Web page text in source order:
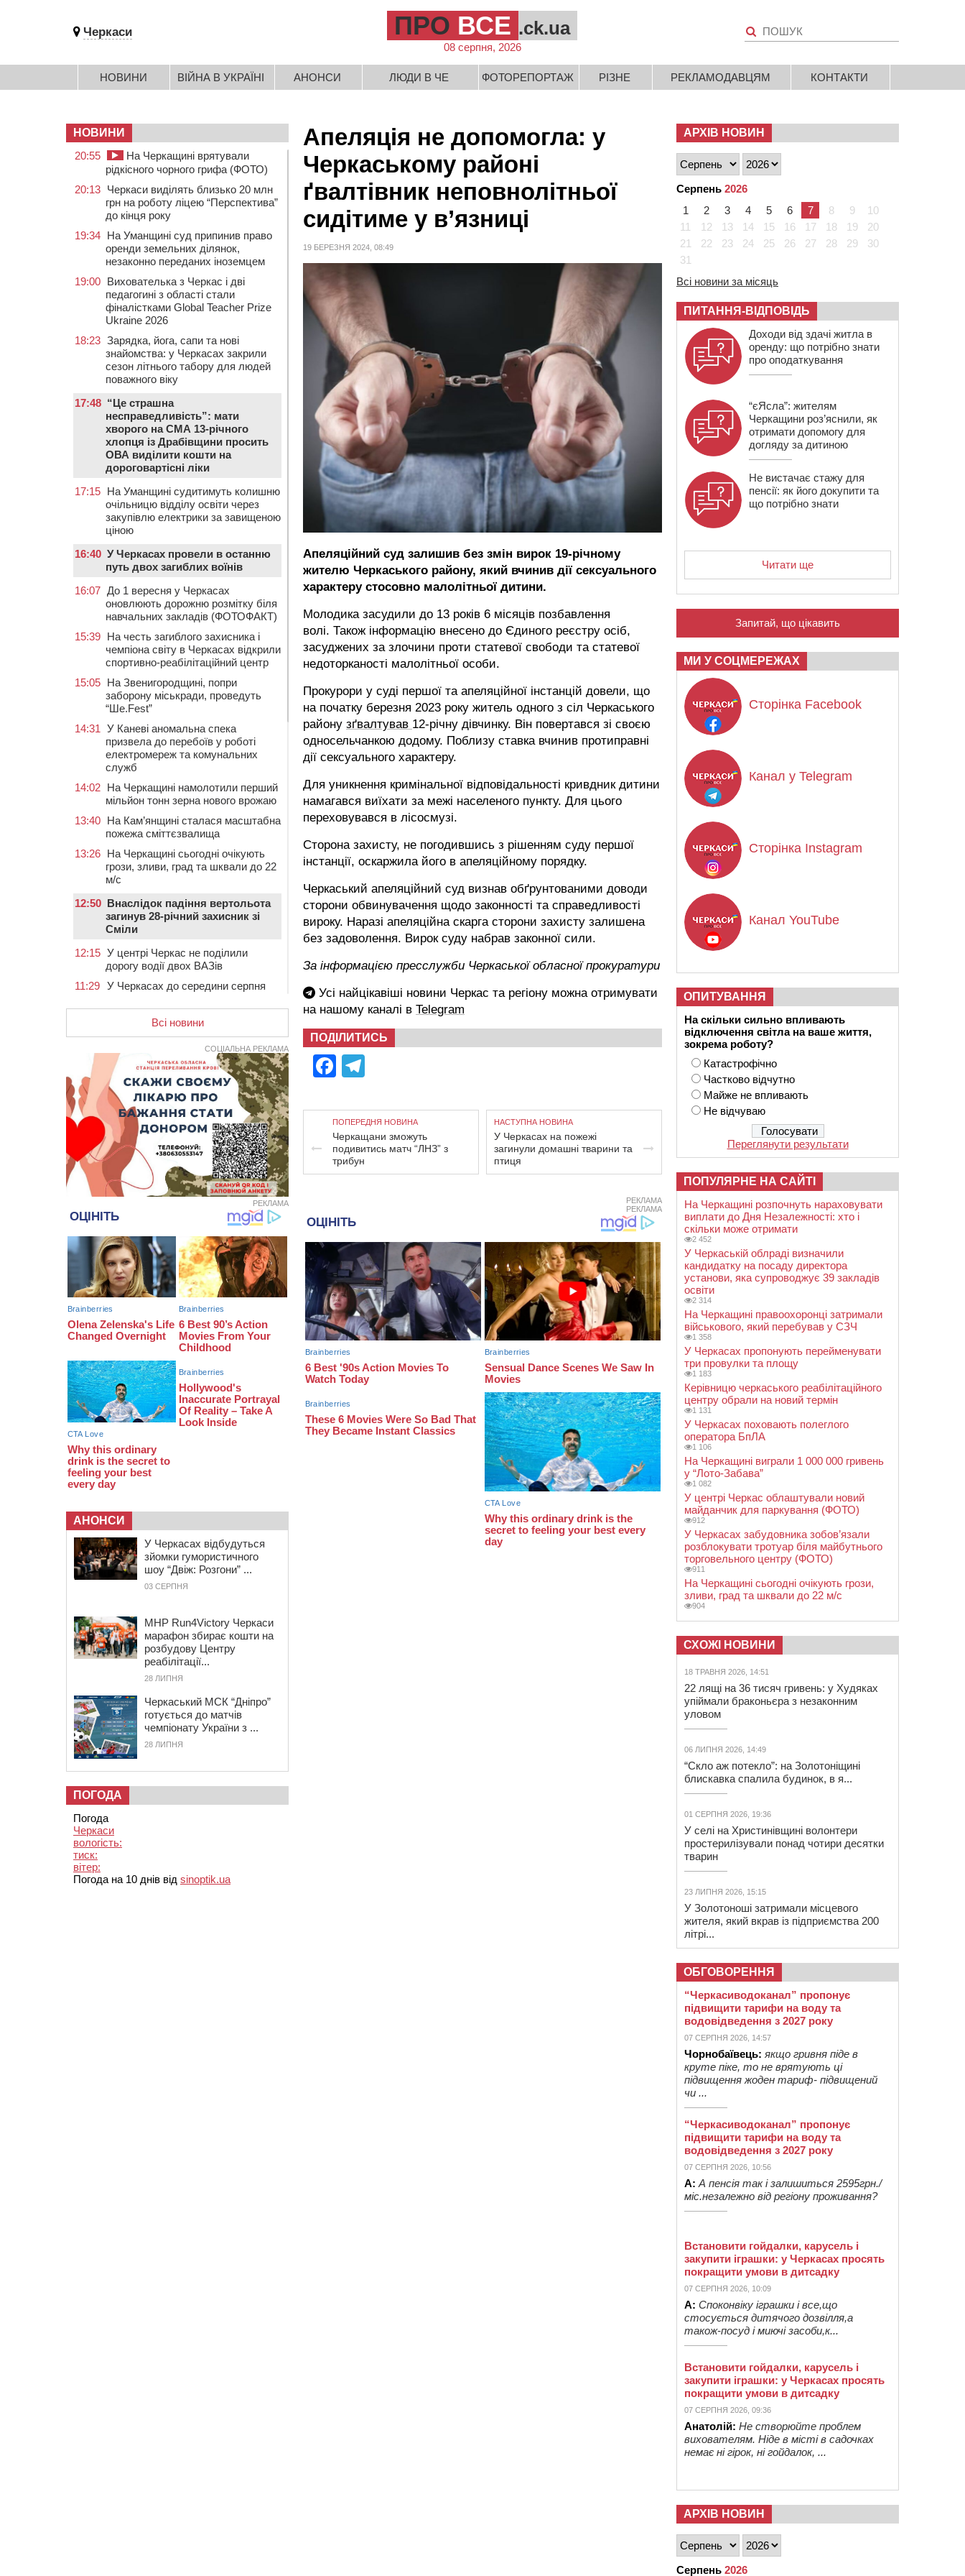
Черкаси ПРО ВСЕ .ck.ua
08 серпня, 2026
НОВИНИ ВІЙНА В УКРАЇНІ АНОНСИ ЛЮДИ В ЧЕ ФОТОРЕПОРТАЖ РІЗНЕ РЕКЛАМОДАВЦЯМ КОНТАКТИ
Апеляція не допомогла: у
Черкаському районі
ґвалтівник неповнолітньої
сидітиме у в’язниці
19 БЕРЕЗНЯ 2024, 08:49
Апеляційний суд залишив без змін вирок 19-річному
жителю Черкаського району, який вчинив дії сексуального
характеру стосовно малолітньої дитини.
Молодика засудили до 13 років 6 місяців позбавлення
волі. Також інформацію внесено до Єдиного реєстру осіб,
засуджених за злочини проти статевої свободи та статевої
недоторканості малолітньої особи.
Прокурори у суді першої та апеляційної інстанцій довели, що
на початку березня 2023 року житель одного з сіл Черкаського
району зґвалтував 12-річну дівчинку. Він повертався зі своєю
односельчанкою додому. Поблизу ставка вчинив протиправні
дії сексуального характеру.
Для уникнення кримінальної відповідальності кривдник дитини
намагався виїхати за межі населеного пункту. Для цього
переховувався в лісосмузі.
Сторона захисту, не погодившись з рішенням суду першої
інстанції, оскаржила його в апеляційному порядку.
Черкаський апеляційний суд визнав обґрунтованими доводи
сторони обвинувачення щодо законності та справедливості
вироку. Наразі апеляційна скарга сторони захисту залишена
без задоволення. Вирок суду набрав законної сили.
За інформацією пресслужби Черкаської обласної прокуратури
Усі найцікавіші новини Черкас та регіону можна отримувати
на нашому каналі в Telegram
ПОДІЛИТИСЬ
Facebook
ПОПЕРЕДНЯ НОВИНА
Черкащани зможуть
подивитись матч “ЛНЗ” з
трибун
НАСТУПНА НОВИНА
У Черкасах на пожежі
загинули домашні тварини та
птиця
РЕКЛАМА
РЕКЛАМА
НОВИНИ
20:55
На Черкащині врятували
рідкісного чорного грифа (ФОТО)
20:13 Черкаси виділять близько 20 млн
грн на роботу ліцею “Перспектива”
до кінця року
19:34 На Уманщині суд припинив право
оренди земельних ділянок,
незаконно переданих іноземцем
19:00 Вихователька з Черкас і дві
педагогині з області стали
фіналістками Global Teacher Prize
Ukraine 2026
18:23 Зарядка, йога, сапи та нові
знайомства: у Черкасах закрили
сезон літнього табору для людей
поважного віку
17:48 “Це страшна
несправедливість”: мати
хворого на СМА 13-річного
хлопця із Драбівщини просить
ОВА виділити кошти на
дороговартісні ліки
17:15 На Уманщині судитимуть колишню
очільницю відділу освіти через
закупівлю електрики за завищеною
ціною
16:40 У Черкасах провели в останню
путь двох загиблих воїнів
16:07 До 1 вересня у Черкасах
оновлюють дорожню розмітку біля
навчальних закладів (ФОТОФАКТ)
15:39 На честь загиблого захисника і
чемпіона світу в Черкасах відкрили
спортивно-реабілітаційний центр
15:05 На Звенигородщині, попри
заборону міськради, проведуть
“Ше.Fest”
14:31 У Каневі аномальна спека
призвела до перебоїв у роботі
електромереж та комунальних
служб
14:02 На Черкащині намолотили перший
мільйон тонн зерна нового врожаю
13:40 На Кам’янщині сталася масштабна
пожежа сміттєзвалища
13:26 На Черкащині сьогодні очікують
грози, зливи, град та шквали до 22
м/с
12:50 Внаслідок падіння вертольота
загинув 28-річний захисник зі
Сміли
12:15 У центрі Черкас не поділили
дорогу водії двох ВАЗів
11:29 У Черкасах до середини серпня
вулицях
збільшилась уп’ятеро з початку
повномасштабної війни
10:15
У Черкасах водій Audi Q5
спричинив аварію, не пропустивши
інший кросовер
09:42
“Черкасиводоканал” пропонує
підвищити тарифи на воду та
водовідведення з 2027 року
09:08
Встановити гойдалки, карусель і
закупити іграшки: у Черкасах
дитсадку
08:22 “На щиті” у Чорнобаївську
громаду повертається полеглий
біля Кліщіївки воїн
07:30 Понад 968 мільйонів гривень
Черкащині
06 СЕРПНЯ 2026, ЧЕТВЕР
Вісім медалей, з яких чотири
золоті: черкаські спортсмени
тріумфували на чемпіонаті України
Всі новини
СОЦІАЛЬНА РЕКЛАМА
РЕКЛАМА
АНОНСИ
У Черкасах відбудуться
зйомки гумористичного
шоу “Двіж: Розгони” ...
03 СЕРПНЯ
MHP Run4Victory Черкаси
марафон збирає кошти на
розбудову Центру
реабілітації...
28 ЛИПНЯ
Черкаський МСК “Дніпро”
готується до матчів
чемпіонату України з ...
28 ЛИПНЯ
ПОГОДА
Погода
Черкаси
вологість:
тиск:
вітер:
Погода на 10 днів від sinoptik.ua
АРХІВ НОВИН
Серпень 2026
1
2 3 4 5 6 7 8 9
10
11
12 13 14 15 16 17 18 19
20
21
22 23 24 25 26 27 28 29
30
31
Всі новини за місяць
ПИТАННЯ-ВІДПОВІДЬ
Доходи від здачі житла в
оренду: що потрібно знати
про оподаткування
“єЯсла”: жителям
Черкащини роз’яснили, як
отримати допомогу для
догляду за дитиною
Не вистачає стажу для
пенсії: як його докупити та
що потрібно знати
Читати ще
Запитай, що цікавить
МИ У СОЦМЕРЕЖАХ
Сторінка Facebook
Канал у Telegram
Сторінка Instagram
Канал YouTube
ОПИТУВАННЯ
На скільки сильно впливають
відключення світла на ваше життя,
зокрема роботу?
Катастрофічно
Частково відчутно
Майже не впливають
Не відчуваю
Переглянути результати
ПОПУЛЯРНЕ НА САЙТІ
На Черкащині розпочнуть нараховувати
виплати до Дня Незалежності: хто і
скільки може отримати
2 452
У Черкаській облраді визначили
кандидатку на посаду директора
установи, яка супроводжує 39 закладів
освіти
2 314
На Черкащині правоохоронці затримали
військового, який перебував у СЗЧ
1 358
У Черкасах пропонують перейменувати
три провулки та площу
1 183
Керівницю черкаського реабілітаційного
центру обрали на новий термін
1 131
У Черкасах поховають полеглого
оператора БпЛА
1 106
На Черкащині виграли 1 000 000 гривень
у “Лото-Забава”
1 082
У центрі Черкас облаштували новий
майданчик для паркування (ФОТО)
912
У Черкасах забудовника зобов’язали
розблокувати тротуар біля майбутнього
торговельного центру (ФОТО)
911
На Черкащині сьогодні очікують грози,
зливи, град та шквали до 22 м/с
904
СХОЖІ НОВИНИ
18 ТРАВНЯ 2026, 14:51
22 лящі на 36 тисяч гривень: у Худяках
упіймали браконьєра з незаконним
уловом
06 ЛИПНЯ 2026, 14:49
“Скло аж потекло”: на Золотоніщині
блискавка спалила будинок, в я...
01 СЕРПНЯ 2026, 19:36
У селі на Христинівщині волонтери
простерилізували понад чотири десятки
тварин
23 ЛИПНЯ 2026, 15:15
У Золотоноші затримали місцевого
жителя, який вкрав із підприємства 200
літрі...
ОБГОВОРЕННЯ
“Черкасиводоканал” пропонує
підвищити тарифи на воду та
водовідведення з 2027 року
07 СЕРПНЯ 2026, 14:57
Чорнобаївець: якщо гривня піде в
круте піке, то не врятують ці
підвищення жоден тариф- підвищений
чи ...
“Черкасиводоканал” пропонує
підвищити тарифи на воду та
водовідведення з 2027 року
07 СЕРПНЯ 2026, 10:56
А: А пенсія так і залишиться 2595грн./
міс.незалежно від регіону проживання?
Встановити гойдалки, карусель і
закупити іграшки: у Черкасах просять
покращити умови в дитсадку
07 СЕРПНЯ 2026, 10:09
А: Споконвіку іграшки і все,що
стосується дитячого дозвілля,а
також-посуд і миючі засоби,к...
Встановити гойдалки, карусель і
закупити іграшки: у Черкасах просять
покращити умови в дитсадку
07 СЕРПНЯ 2026, 09:36
Анатолій: Не створюйте проблем
вихователям. Ніде в місті в садочках
немає ні гірок, ні гойдалок, ...
АРХІВ НОВИН
Серпень 2026